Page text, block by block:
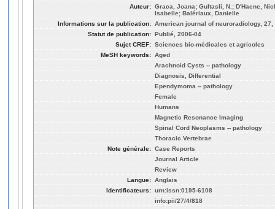
Auteur: Graca, Joana; Gultasli, N.; D'Haene,
Isabelle; Balériaux, Danielle
Informations sur la publication: American journal of neuroradiology, 27,
Statut de publication: Publié, 2006-04
Sujet CREF: Sciences bio-médicales et agricoles
MeSH keywords: Aged
Arachnoid Cysts -- pathology
Diagnosis, Differential
Ependymoma -- pathology
Female
Humans
Magnetic Resonance Imaging
Spinal Cord Neoplasms -- pathology
Thoracic Vertebrae
Note générale: Case Reports
Journal Article
Review
Langue: Anglais
Identificateurs: urn:issn:0195-6108
info:pii/27/4/818